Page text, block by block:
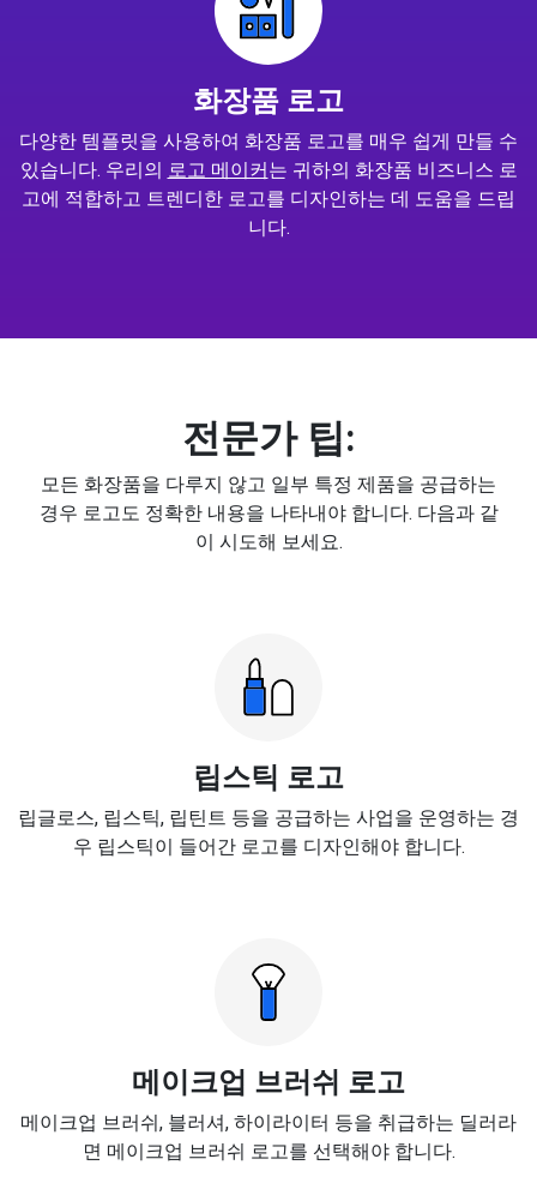
화장품 로고
다양한 템플릿을 사용하여 화장품 로고를 매우 쉽게 만들 수
있습니다. 우리의 로고 메이커는 귀하의 화장품 비즈니스 로
고에 적합하고 트렌디한 로고를 디자인하는 데 도움을 드립
니다.
전문가 팁:
모든 화장품을 다루지 않고 일부 특정 제품을 공급하는
경우 로고도 정확한 내용을 나타내야 합니다. 다음과 같
이 시도해 보세요.
립스틱 로고
립글로스, 립스틱, 립틴트 등을 공급하는 사업을 운영하는 경
우 립스틱이 들어간 로고를 디자인해야 합니다.
메이크업 브러쉬 로고
메이크업 브러쉬, 블러셔, 하이라이터 등을 취급하는 딜러라
면 메이크업 브러쉬 로고를 선택해야 합니다.